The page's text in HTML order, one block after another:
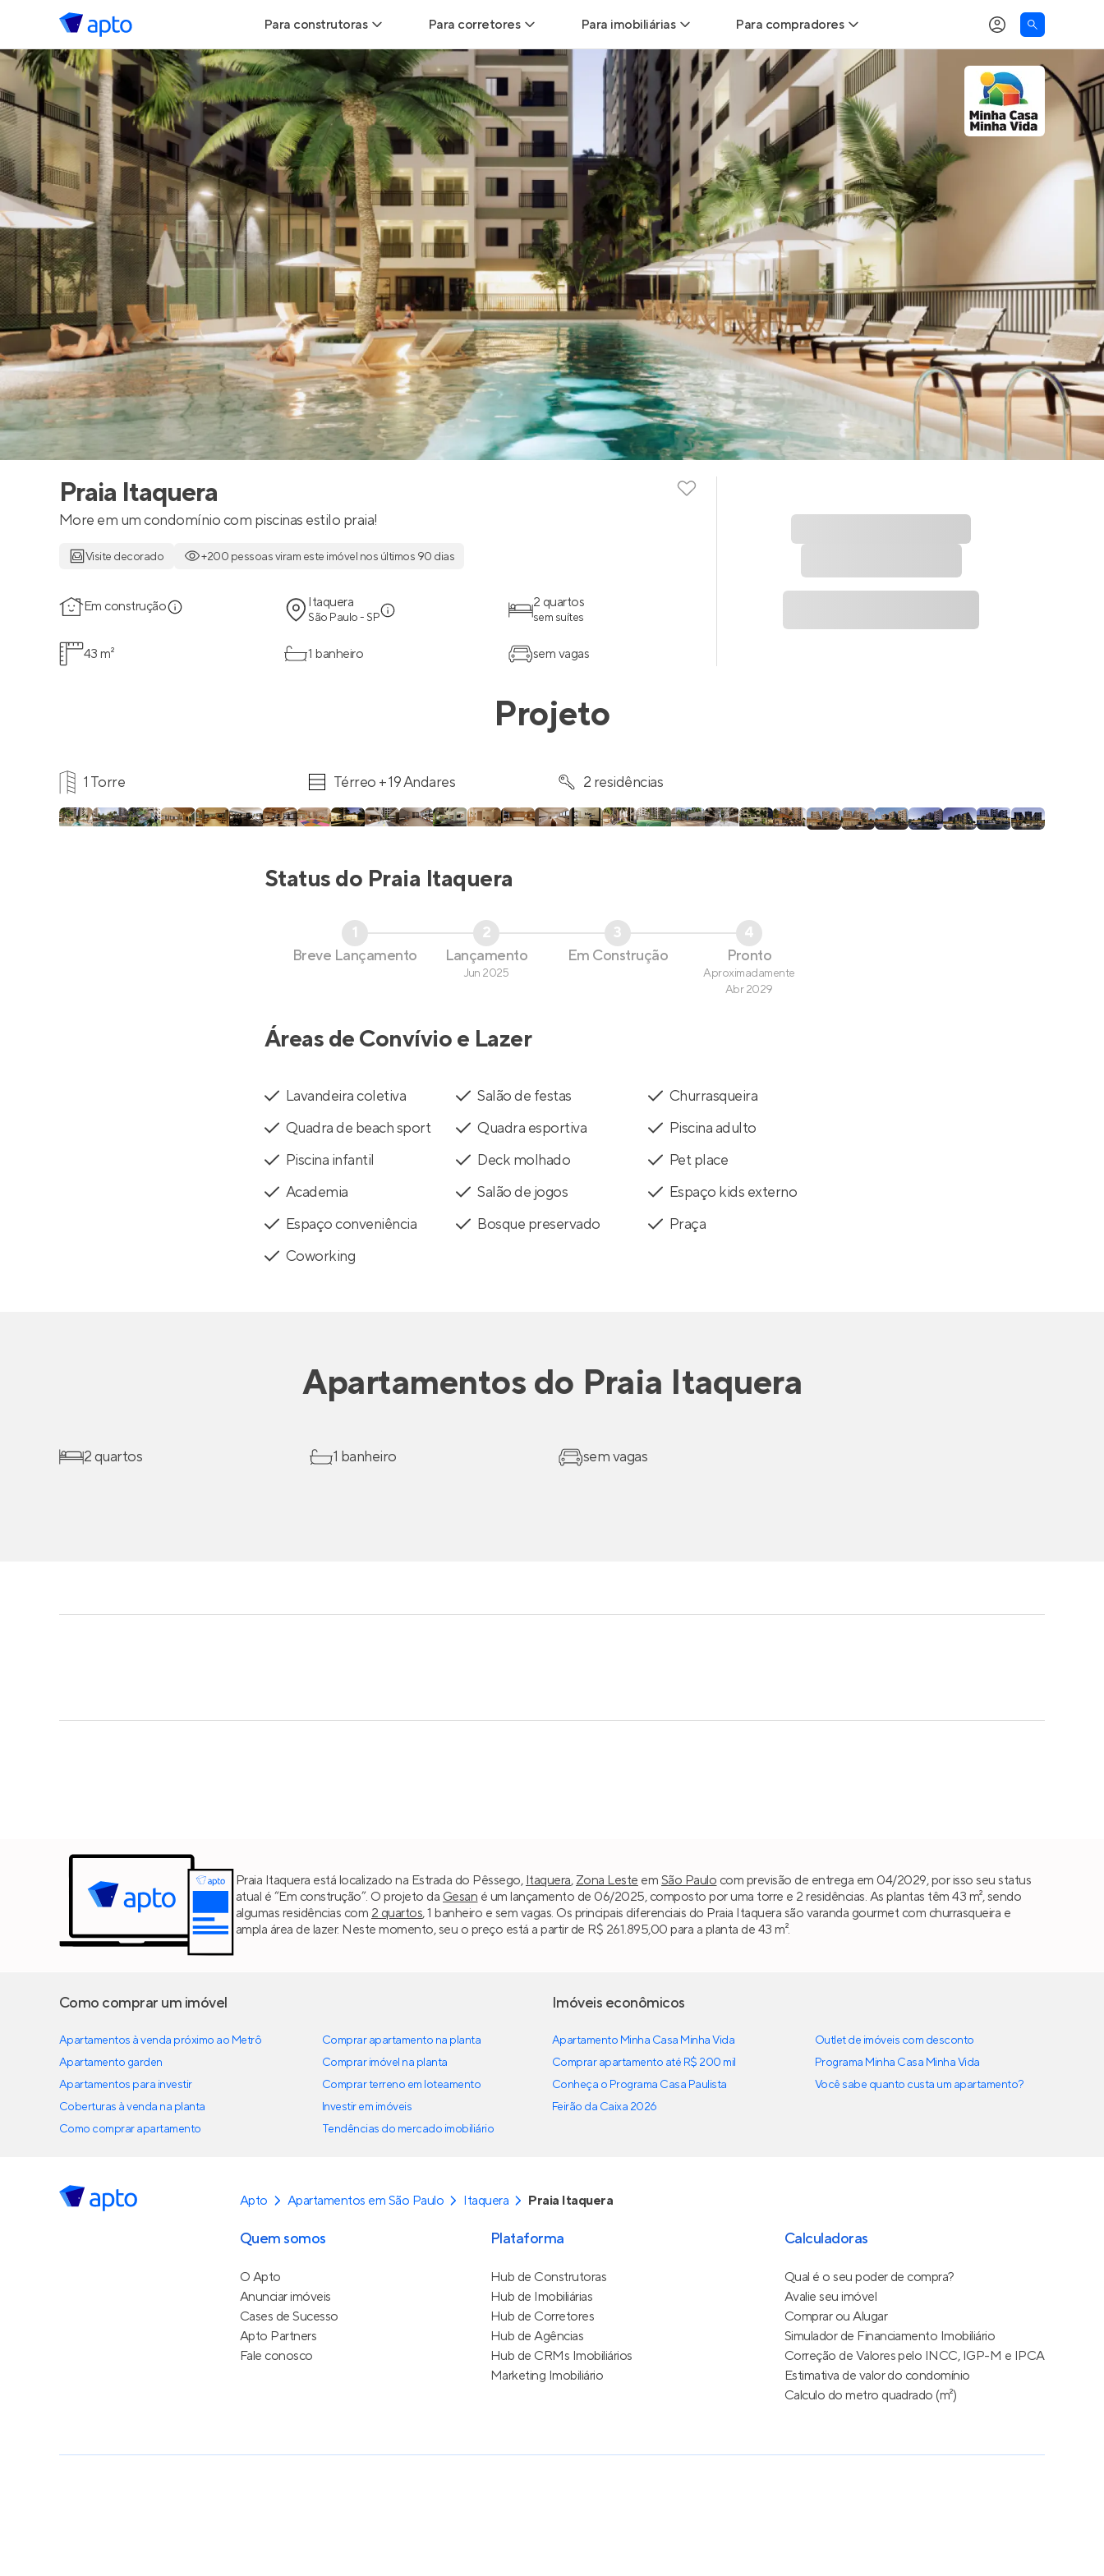
Para construtoras
Geração de Leads
Geração de Visitas
Geração de Vendas
Maiores Construtoras
Parcerias Imobiliárias
Anunciar Imóveis
Para corretores
Leads para Corretores
Corretor+
Parcerias imobiliárias
Hub de Corretores
Perfil Verificado
Anunciar imóveis
Para imobiliárias
Leads para Imobiliárias
Hub de imobiliárias
Anunciar imóveis
Para compradores
Buscar um imóvel novo
Calcule seu Poder de Compra
Comprar x Alugar
Correção do INCC
Simulador de Financiamento
Encontre um corretor
Praia Itaquera
More em um condomínio com piscinas estilo praia!
+200 pessoas viram este imóvel nos últimos 90 dias
Visite decorado
Em construção Itaquera
São Paulo - SP
2 quartos
sem suítes
43 m² 1 banheiro sem vagas
Projeto
1 Torre Térreo + 19 Andares 2 residências
Status do Praia Itaquera
1
Breve Lançamento
2
Lançamento
Jun 2025
3
Em Construção
4
Pronto
Aproximadamente
Abr 2029
Áreas de Convívio e Lazer
Lavandeira coletiva Salão de festas
Churrasqueira
Quadra de beach sport
Quadra esportiva
Piscina adulto
Piscina infantil
Deck molhado
Pet place
Academia
Salão de jogos
Espaço kids externo
Espaço conveniência
Bosque preservado
Praça
Coworking
Apartamentos do Praia Itaquera
2 quartos 1 banheiro sem vagas
Praia Itaquera está localizado na Estrada do Pêssego, Itaquera, Zona Leste em São Paulo com previsão de entrega em 04/2029, por isso seu status
atual é “Em construção”. O projeto da Gesan é um lançamento de 06/2025, composto por uma torre e 2 residências. As plantas têm 43 m², sendo
algumas residências com 2 quartos, 1 banheiro e sem vagas. Os principais diferenciais do Praia Itaquera são varanda gourmet com churrasqueira e
ampla área de lazer. Neste momento, seu o preço está a partir de R$ 261.895,00 para a planta de 43 m².
Como comprar um imóvel
Apartamentos à venda próximo ao Metrô
Apartamento garden
Apartamentos para investir
Coberturas à venda na planta
Como comprar apartamento
Comprar apartamento na planta
Comprar imóvel na planta
Comprar terreno em loteamento
Investir em imóveis
Tendências do mercado imobiliário
Imóveis econômicos
Apartamento Minha Casa Minha Vida
Comprar apartamento até R$ 200 mil
Conheça o Programa Casa Paulista
Feirão da Caixa 2026
Outlet de imóveis com desconto
Programa Minha Casa Minha Vida
Você sabe quanto custa um apartamento?
Apto Apartamentos em São Paulo Itaquera Praia Itaquera
Quem somos
O Apto
Anunciar imóveis
Cases de Sucesso
Apto Partners
Fale conosco
Plataforma
Hub de Construtoras
Hub de Imobiliárias
Hub de Corretores
Hub de Agências
Hub de CRMs Imobiliários
Marketing Imobiliário
Calculadoras
Qual é o seu poder de compra?
Avalie seu imóvel
Comprar ou Alugar
Simulador de Financiamento Imobiliário
Correção de Valores pelo INCC, IGP-M e IPCA
Estimativa de valor do condomínio
Calculo do metro quadrado (m²)